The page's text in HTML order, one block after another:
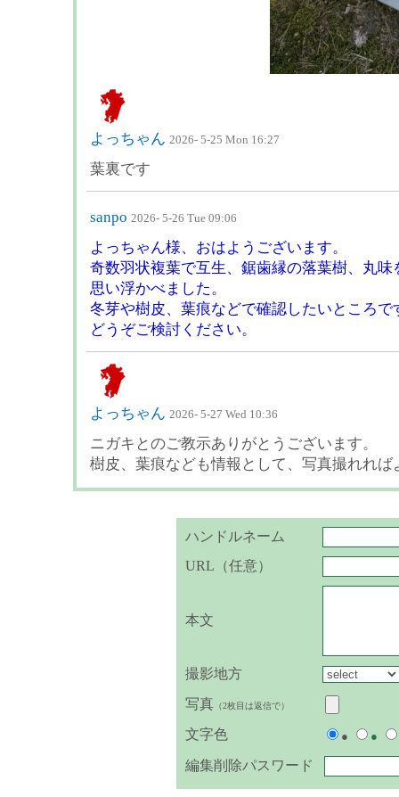
よっちゃん 2026- 5-25 Mon 16:27
葉裏です
sanpo 2026- 5-26 Tue 09:06
よっちゃん様、おはようございます。
奇数羽状複葉で互生、鋸歯縁の落葉樹、丸
思い浮かべました。
冬芽や樹皮、葉痕などで確認したいところで
どうぞご検討ください。
よっちゃん 2026- 5-27 Wed 10:36
ニガキとのご教示ありがとうございます。
樹皮、葉痕なども情報として、写真撮れれば
ハンドルネーム
URL（任意）
本文
撮影地方
写真（2枚目は返信で）
文字色 ● ●
編集削除パスワード